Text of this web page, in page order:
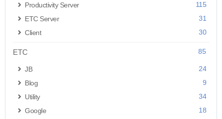
Productivity Server
115
ETC Server
31
Client
30
ETC 85
JB
24
Blog
9
Utility
34
Google
18